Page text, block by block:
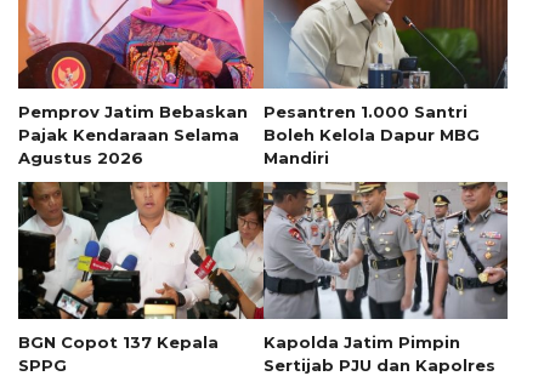
Pemprov Jatim Bebaskan
Pajak Kendaraan Selama
Agustus 2026
Pesantren 1.000 Santri
Boleh Kelola Dapur MBG
Mandiri
BGN Copot 137 Kepala
SPPG
Kapolda Jatim Pimpin
Sertijab PJU dan Kapolres